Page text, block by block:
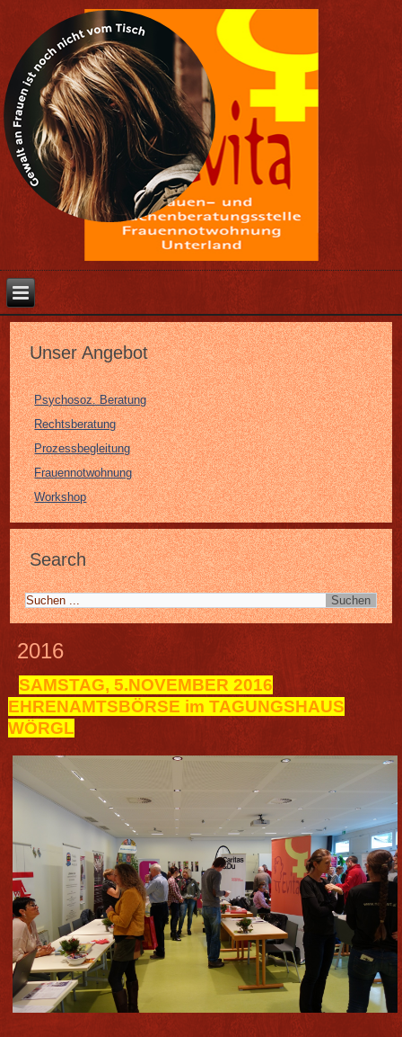
Unser Angebot
Psychosoz. Beratung
Rechtsberatung
Prozessbegleitung
Frauennotwohnung
Workshop
Search
2016
SAMSTAG, 5.NOVEMBER 2016
EHRENAMTSBÖRSE im TAGUNGSHAUS
WÖRGL